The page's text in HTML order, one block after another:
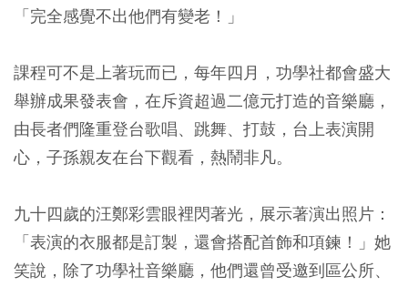
「完全感覺不出他們有變老！」
課程可不是上著玩而已，每年四月，功學社都會盛大
舉辦成果發表會，在斥資超過二億元打造的音樂廳，
由長者們隆重登台歌唱、跳舞、打鼓，台上表演開
心，子孫親友在台下觀看，熱鬧非凡。
九十四歲的汪鄭彩雲眼裡閃著光，展示著演出照片：
「表演的衣服都是訂製，還會搭配首飾和項鍊！」她
笑說，除了功學社音樂廳，他們還曾受邀到區公所、